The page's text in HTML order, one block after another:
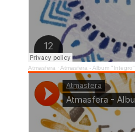
Atmasfera · Atmasfera - Album "Integro"